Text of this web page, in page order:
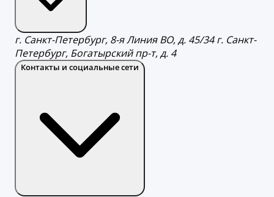
г. Санкт-Петербург, 8-я Линия ВО, д. 45/34 г. Санкт-
Петербург, Богатырский пр-т, д. 4
Контакты и социальные сети